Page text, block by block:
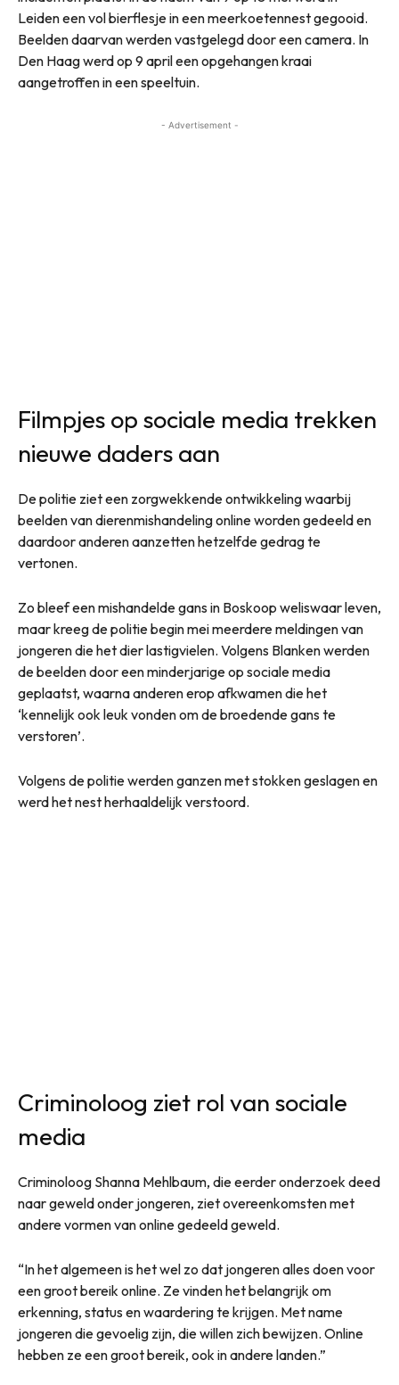
Leiden een vol bierflesje in een meerkoetennest gegooid.
Beelden daarvan werden vastgelegd door een camera. In
Den Haag werd op 9 april een opgehangen kraai
aangetroffen in een speeltuin.
- Advertisement -
Filmpjes op sociale media trekken
nieuwe daders aan
De politie ziet een zorgwekkende ontwikkeling waarbij
beelden van dierenmishandeling online worden gedeeld en
daardoor anderen aanzetten hetzelfde gedrag te
vertonen.
Zo bleef een mishandelde gans in Boskoop weliswaar leven,
maar kreeg de politie begin mei meerdere meldingen van
jongeren die het dier lastigvielen. Volgens Blanken werden
de beelden door een minderjarige op sociale media
geplaatst, waarna anderen erop afkwamen die het
‘kennelijk ook leuk vonden om de broedende gans te
verstoren’.
Volgens de politie werden ganzen met stokken geslagen en
werd het nest herhaaldelijk verstoord.
Criminoloog ziet rol van sociale
media
Criminoloog Shanna Mehlbaum, die eerder onderzoek deed
naar geweld onder jongeren, ziet overeenkomsten met
andere vormen van online gedeeld geweld.
“In het algemeen is het wel zo dat jongeren alles doen voor
een groot bereik online. Ze vinden het belangrijk om
erkenning, status en waardering te krijgen. Met name
jongeren die gevoelig zijn, die willen zich bewijzen. Online
hebben ze een groot bereik, ook in andere landen.”